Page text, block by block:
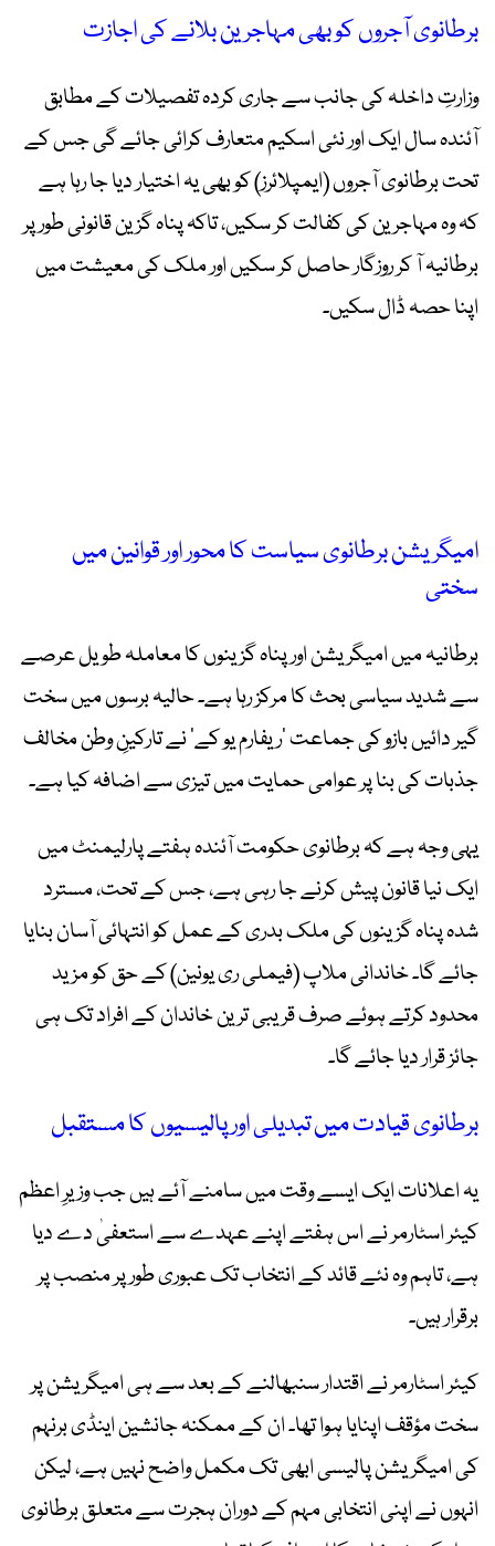
برطانوی آجروں کو بھی مہاجرین بلانے کی اجازت
وزارتِ داخلہ کی جانب سے جاری کردہ تفصیلات کے مطابق
آئندہ سال ایک اور نئی اسکیم متعارف کرائی جائے گی جس کے
تحت برطانوی آجروں (ایمپلائرز) کو بھی یہ اختیار دیا جا رہا ہے
کہ وہ مہاجرین کی کفالت کر سکیں، تاکہ پناہ گزین قانونی طور پر
برطانیہ آ کر روزگار حاصل کر سکیں اور ملک کی معیشت میں
اپنا حصہ ڈال سکیں۔
امیگریشن برطانوی سیاست کا محور اور قوانین میں
سختی
برطانیہ میں امیگریشن اور پناہ گزینوں کا معاملہ طویل عرصے
سے شدید سیاسی بحث کا مرکز رہا ہے۔ حالیہ برسوں میں سخت
گیر دائیں بازو کی جماعت ’ریفارم یو کے‘ نے تارکینِ وطن مخالف
جذبات کی بنا پر عوامی حمایت میں تیزی سے اضافہ کیا ہے۔
یہی وجہ ہے کہ برطانوی حکومت آئندہ ہفتے پارلیمنٹ میں
ایک نیا قانون پیش کرنے جا رہی ہے، جس کے تحت، مسترد
شدہ پناہ گزینوں کی ملک بدری کے عمل کو انتہائی آسان بنایا
جائے گا۔ خاندانی ملاپ (فیملی ری یونین) کے حق کو مزید
محدود کرتے ہوئے صرف قریبی ترین خاندان کے افراد تک ہی
جائز قرار دیا جائے گا۔
برطانوی قیادت میں تبدیلی اور پالیسیوں کا مستقبل
یہ اعلانات ایک ایسے وقت میں سامنے آئے ہیں جب وزیرِ اعظم
کیئر اسٹارمر نے اس ہفتے اپنے عہدے سے استعفیٰ دے دیا
ہے، تاہم وہ نئے قائد کے انتخاب تک عبوری طور پر منصب پر
برقرار ہیں۔
کیئر اسٹارمر نے اقتدار سنبھالنے کے بعد سے ہی امیگریشن پر
سخت مؤقف اپنایا ہوا تھا۔ ان کے ممکنہ جانشین اینڈی برنہم
کی امیگریشن پالیسی ابھی تک مکمل واضح نہیں ہے، لیکن
انہوں نے اپنی انتخابی مہم کے دوران ہجرت سے متعلق برطانوی